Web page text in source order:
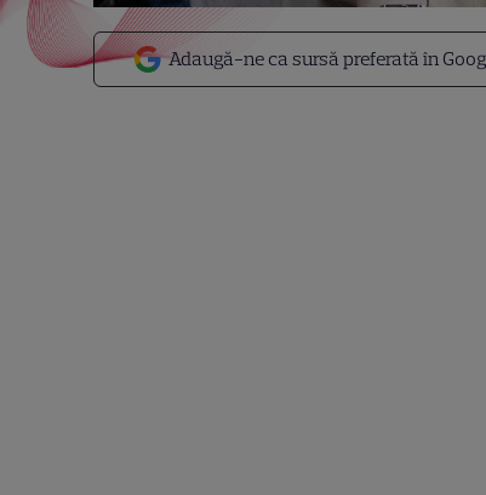
Adaugă-ne ca sursă preferată în